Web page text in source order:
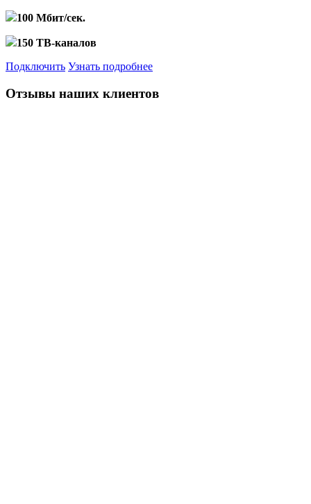
100 Мбит/сек.
150 ТВ-каналов
Подключить Узнать подробнее
Отзывы наших клиентов